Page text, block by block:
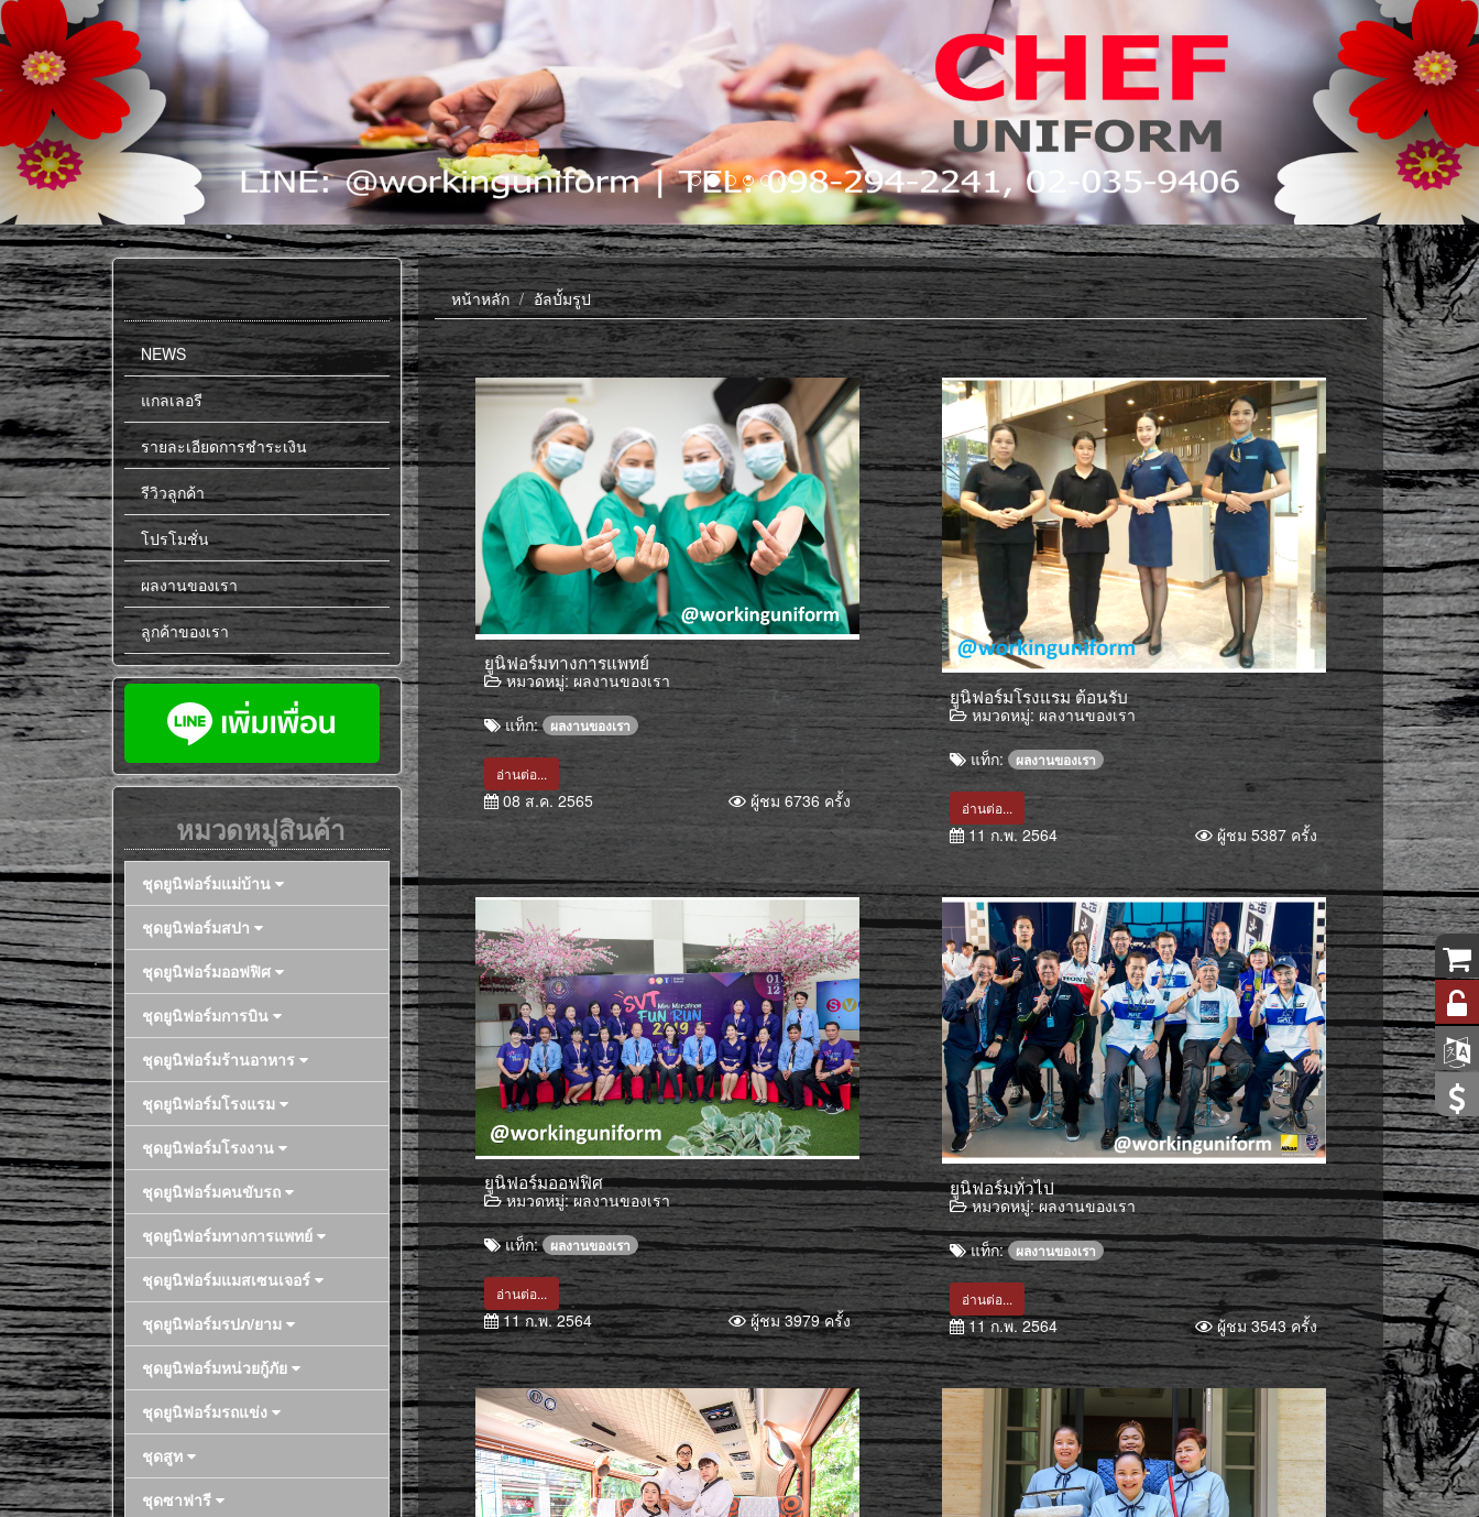
NEWS
แกลเลอรี
รายละเอียดการชำระเงิน
รีวิวลูกค้า
โปรโมชั่น
ผลงานของเรา
ลูกค้าของเรา
หมวดหมู่สินค้า
ชุดยูนิฟอร์มแม่บ้าน
ชุดยูนิฟอร์มสปา
ชุดยูนิฟอร์มออฟฟิศ
ชุดยูนิฟอร์มการบิน
ชุดยูนิฟอร์มร้านอาหาร
ชุดยูนิฟอร์มโรงแรม
ชุดยูนิฟอร์มโรงงาน
ชุดยูนิฟอร์มคนขับรถ
ชุดยูนิฟอร์มทางการแพทย์
ชุดยูนิฟอร์มแมสเซนเจอร์
ชุดยูนิฟอร์มรปภ/ยาม
ชุดยูนิฟอร์มหน่วยกู้ภัย
ชุดยูนิฟอร์มรถแข่ง
ชุดสูท
ชุดซาฟารี
หน้าหลัก อัลบั้มรูป
ยูนิฟอร์มทางการแพทย์
หมวดหมู่:ผลงานของเรา
แท็ก: ผลงานของเรา
อ่านต่อ...
08 ส.ค. 2565 ผู้ชม 6736 ครั้ง
ยูนิฟอร์มโรงแรม ต้อนรับ
หมวดหมู่: ผลงานของเรา
แท็ก: ผลงานของเรา
อ่านต่อ...
11 ก.พ. 2564 ผู้ชม 5387 ครั้ง
ยูนิฟอร์มออฟฟิศ
หมวดหมู่:ผลงานของเรา
แท็ก: ผลงานของเรา
อ่านต่อ...
11 ก.พ. 2564 ผู้ชม 3979 ครั้ง
ยูนิฟอร์มทั่วไป
หมวดหมู่:ผลงานของเรา
แท็ก: ผลงานของเรา
อ่านต่อ...
11 ก.พ. 2564 ผู้ชม 3543 ครั้ง